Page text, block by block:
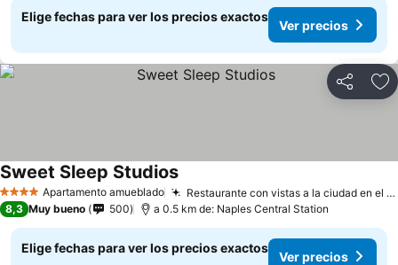
Elige fechas para ver los precios exactos
Ver precios
Compartir
4 EstrellasApartamento amueblado Restaurante con vistas a la ciudad en el hotel
Sweet Sleep StudiosVer precios
8,3 Muy bueno 500 a 0.5 km de: Naples Central Station
Elige fechas para ver los precios exactos
Ver precios